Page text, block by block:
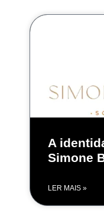
A
Simone
LER MAIS »